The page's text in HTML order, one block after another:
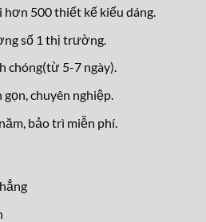
hơn 500 thiết kế kiểu dáng.
số 1 thị trường.
chóng(từ 5-7 ngày).
chuyên nghiệp.
bảo trì miễn phí.